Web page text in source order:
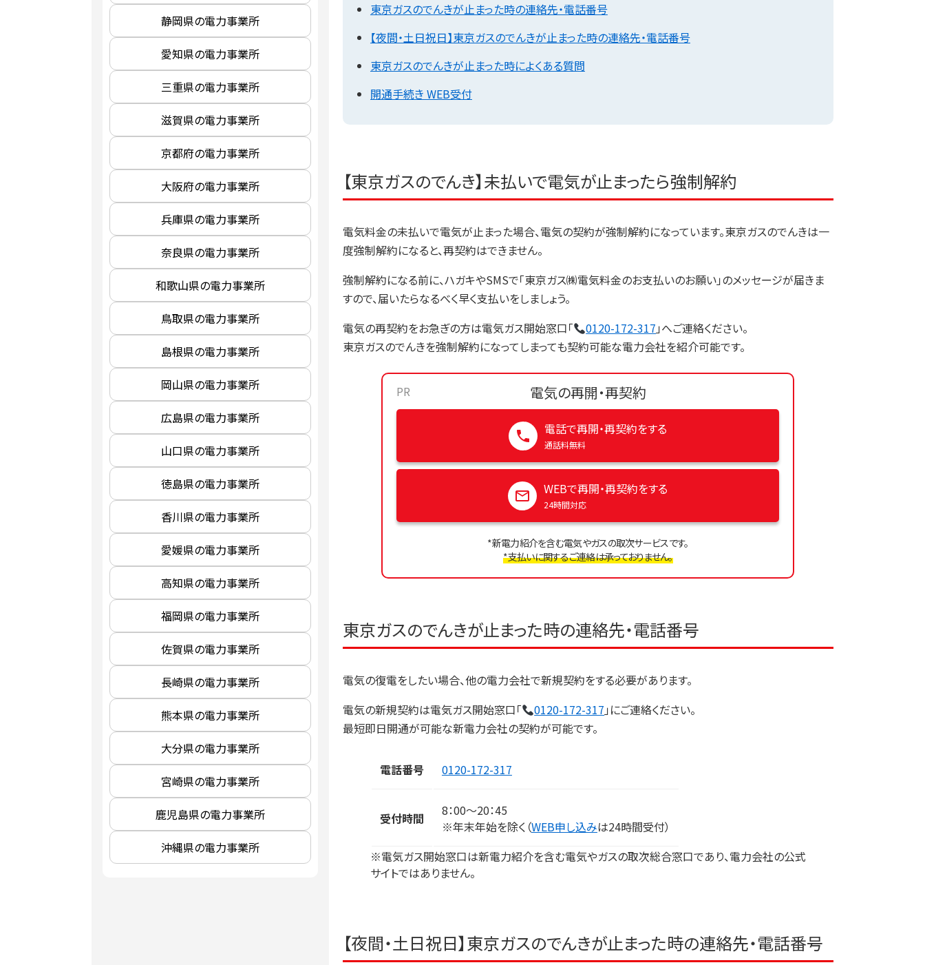
静岡県の電力事業所
愛知県の電力事業所
三重県の電力事業所
滋賀県の電力事業所
京都府の電力事業所
大阪府の電力事業所
兵庫県の電力事業所
奈良県の電力事業所
和歌山県の電力事業所
鳥取県の電力事業所
島根県の電力事業所
岡山県の電力事業所
広島県の電力事業所
山口県の電力事業所
徳島県の電力事業所
香川県の電力事業所
愛媛県の電力事業所
高知県の電力事業所
福岡県の電力事業所
佐賀県の電力事業所
長崎県の電力事業所
熊本県の電力事業所
大分県の電力事業所
宮崎県の電力事業所
鹿児島県の電力事業所
沖縄県の電力事業所
東京ガスのでんきが止まった時の連絡先・電話番号
【夜間・土日祝日】東京ガスのでんきが止まった時の連絡先・電話番号
東京ガスのでんきが止まった時によくある質問
開通手続き WEB受付
【東京ガスのでんき】未払いで電気が止まったら強制解約
電気料金の未払いで電気が止まった場合、電気の契約が強制解約になっています。東京ガスのでんきは一
度強制解約になると、再契約はできません。
強制解約になる前に、ハガキやSMSで「東京ガス㈱電気料金のお支払いのお願い」のメッセージが届きま
すので、届いたらなるべく早く支払いをしましょう。
電気の再契約をお急ぎの方は電気ガス開始窓口「
0120-172-317 」へご連絡ください。
東京ガスのでんきを強制解約になってしまっても契約可能な電力会社を紹介可能です。
PR 電気の再開・再契約
電話で再開・再契約をする
通話料無料
WEBで再開・再契約をする
24時間対応
*新電力紹介を含む電気やガスの取次サービスです。
*支払いに関するご連絡は承っておりません。
東京ガスのでんきが止まった時の連絡先・電話番号
電気の復電をしたい場合、他の電力会社で新規契約をする必要があります。
電気の新規契約は電気ガス開始窓口「
0120-172-317 」にご連絡ください。
最短即日開通が可能な新電力会社の契約が可能です。
電話番号 0120-172-317
受付時間
8：00～20：45
※年末年始を除く（WEB申し込みは24時間受付）
※電気ガス開始窓口は新電力紹介を含む電気やガスの取次総合窓口であり、電力会社の公式
サイトではありません。
【夜間・土日祝日】東京ガスのでんきが止まった時の連絡先・電話番号